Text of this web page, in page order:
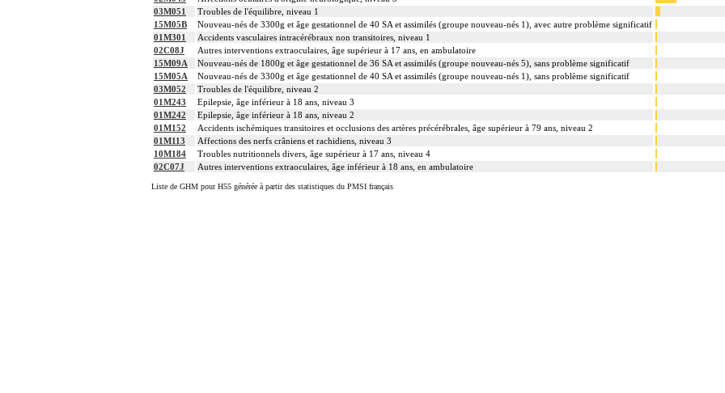
03M051
Troubles de l'équilibre, niveau 1
15M05B
Nouveau-nés de 3300g et âge gestationnel de 40 SA et assimilés (groupe nouveau-nés 1), avec autre problème significatif
01M301
Accidents vasculaires intracérébraux non transitoires, niveau 1
02C08J
Autres interventions extraoculaires, âge supérieur à 17 ans, en ambulatoire
15M09A
Nouveau-nés de 1800g et âge gestationnel de 36 SA et assimilés (groupe nouveau-nés 5), sans problème significatif
15M05A
Nouveau-nés de 3300g et âge gestationnel de 40 SA et assimilés (groupe nouveau-nés 1), sans problème significatif
03M052
Troubles de l'équilibre, niveau 2
01M243
Epilepsie, âge inférieur à 18 ans, niveau 3
01M242
Epilepsie, âge inférieur à 18 ans, niveau 2
01M152
Accidents ischémiques transitoires et occlusions des artères précérébrales, âge supérieur à 79 ans, niveau 2
01M113
Affections des nerfs crâniens et rachidiens, niveau 3
10M184
Troubles nutritionnels divers, âge supérieur à 17 ans, niveau 4
02C07J
Autres interventions extraoculaires, âge inférieur à 18 ans, en ambulatoire
Liste de GHM pour H55 générée à partir des statistiques du PMSI français